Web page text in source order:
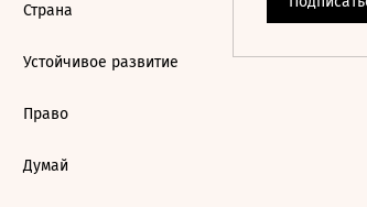
Страна
Устойчивое развитие
Право
Думай